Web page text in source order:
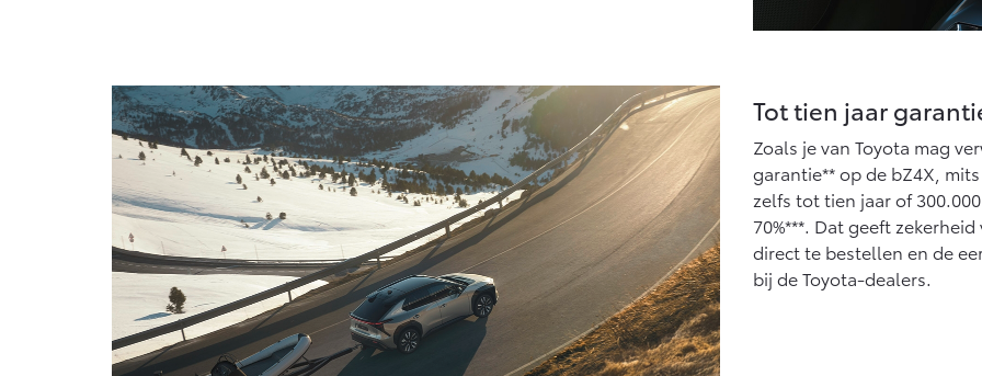
Tot tien jaar
Zoals je van Toyota mag
garantie** op de bZ4X,
zelfs tot tien jaar of
70%***. Dat geeft
direct te bestellen en de
bij de Toyota-dealers.